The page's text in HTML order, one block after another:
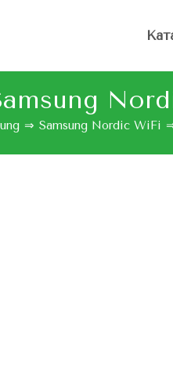
⇒ Samsung Nordic WiFi